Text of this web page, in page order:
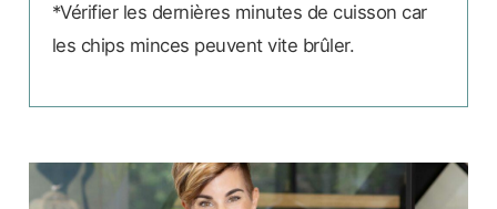
*Vérifier les dernières minutes de cuisson car
les chips minces peuvent vite brûler.